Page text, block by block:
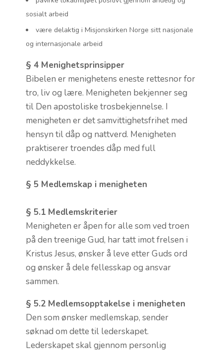
sosialt arbeid
være delaktig i Misjonskirken Norge sitt nasjonale
og internasjonale arbeid
§ 4 Menighetsprinsipper
Bibelen er menighetens eneste rettesnor for
tro, liv og lære. Menigheten bekjenner seg
til Den apostoliske trosbekjennelse. I
menigheten er det samvittighetsfrihet med
hensyn til dåp og nattverd. Menigheten
praktiserer troendes dåp med full
neddykkelse.
§ 5 Medlemskap i menigheten
§ 5.1 Medlemskriterier
Menigheten er åpen for alle som ved troen
på den treenige Gud, har tatt imot frelsen i
Kristus Jesus, ønsker å leve etter Guds ord
og ønsker å dele fellesskap og ansvar
sammen.
§ 5.2 Medlemsopptakelse i menigheten
Den som ønsker medlemskap, sender
søknad om dette til lederskapet.
Lederskapet skal gjennom personlig